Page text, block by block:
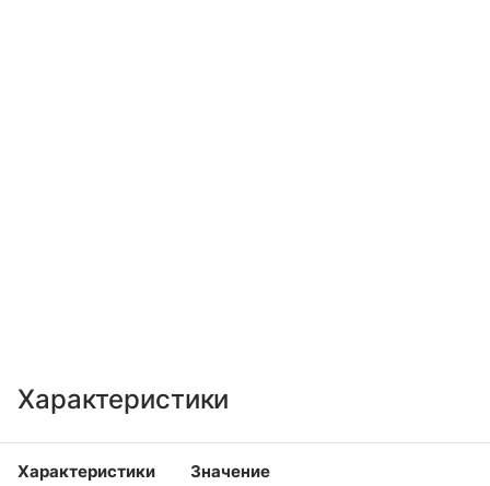
Характеристики
Характеристики Значение